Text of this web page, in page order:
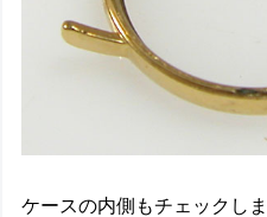
ケースの内側もチェックし